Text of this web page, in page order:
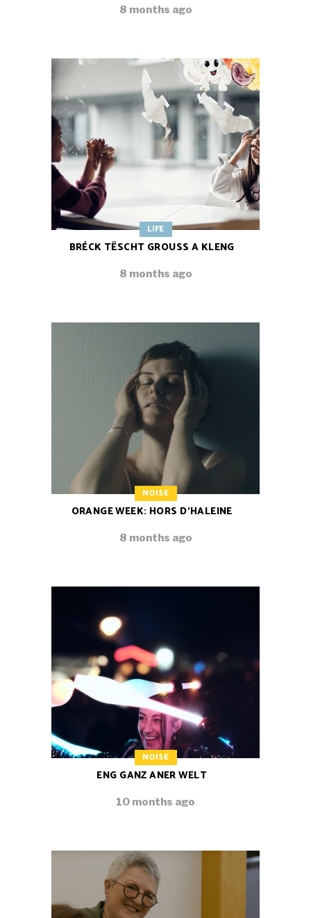
8 months ago
LIFE
BRÉCK TËSCHT GROUSS A KLENG
8 months ago
NOISE
ORANGE WEEK: HORS D’HALEINE
8 months ago
NOISE
ENG GANZ ANER WELT
10 months ago